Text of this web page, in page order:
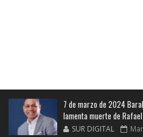
7 de marzo de 2024
lamenta muerte de
SUR DIGITAL